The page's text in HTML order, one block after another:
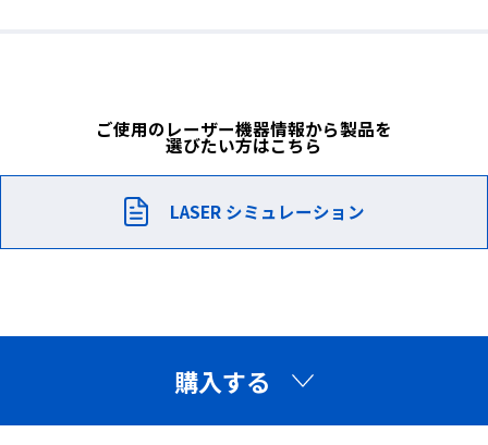
YLC製品を組み合わせることで、高遮光、多波長域の遮光
を実現
YLC製品を重ね貼りすることで、複数のレーザー光・波長に対応
販売価格
990,000円（税込）
ご使用のレーザー機器情報から製品を
選びたい方はこちら
LASER シミュレーション
購入する